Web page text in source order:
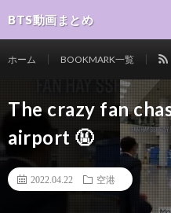
BTS動画まとめ
ホーム BOOKMARK一覧
The crazy fan
airport 🤬
2022.04.22 空港